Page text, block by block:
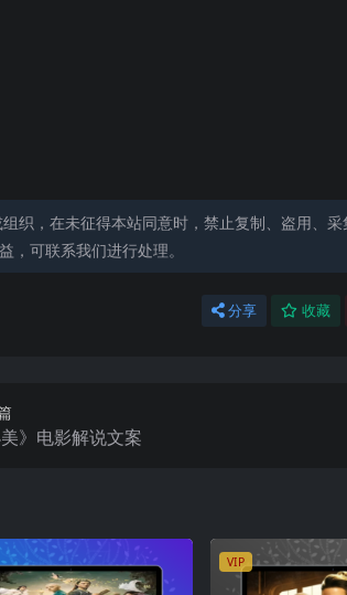
织，在未征得本站同意时，禁止复制、盗用、采
可联系我们进行处理。
分享 收藏
美》电影解说文案
VIP